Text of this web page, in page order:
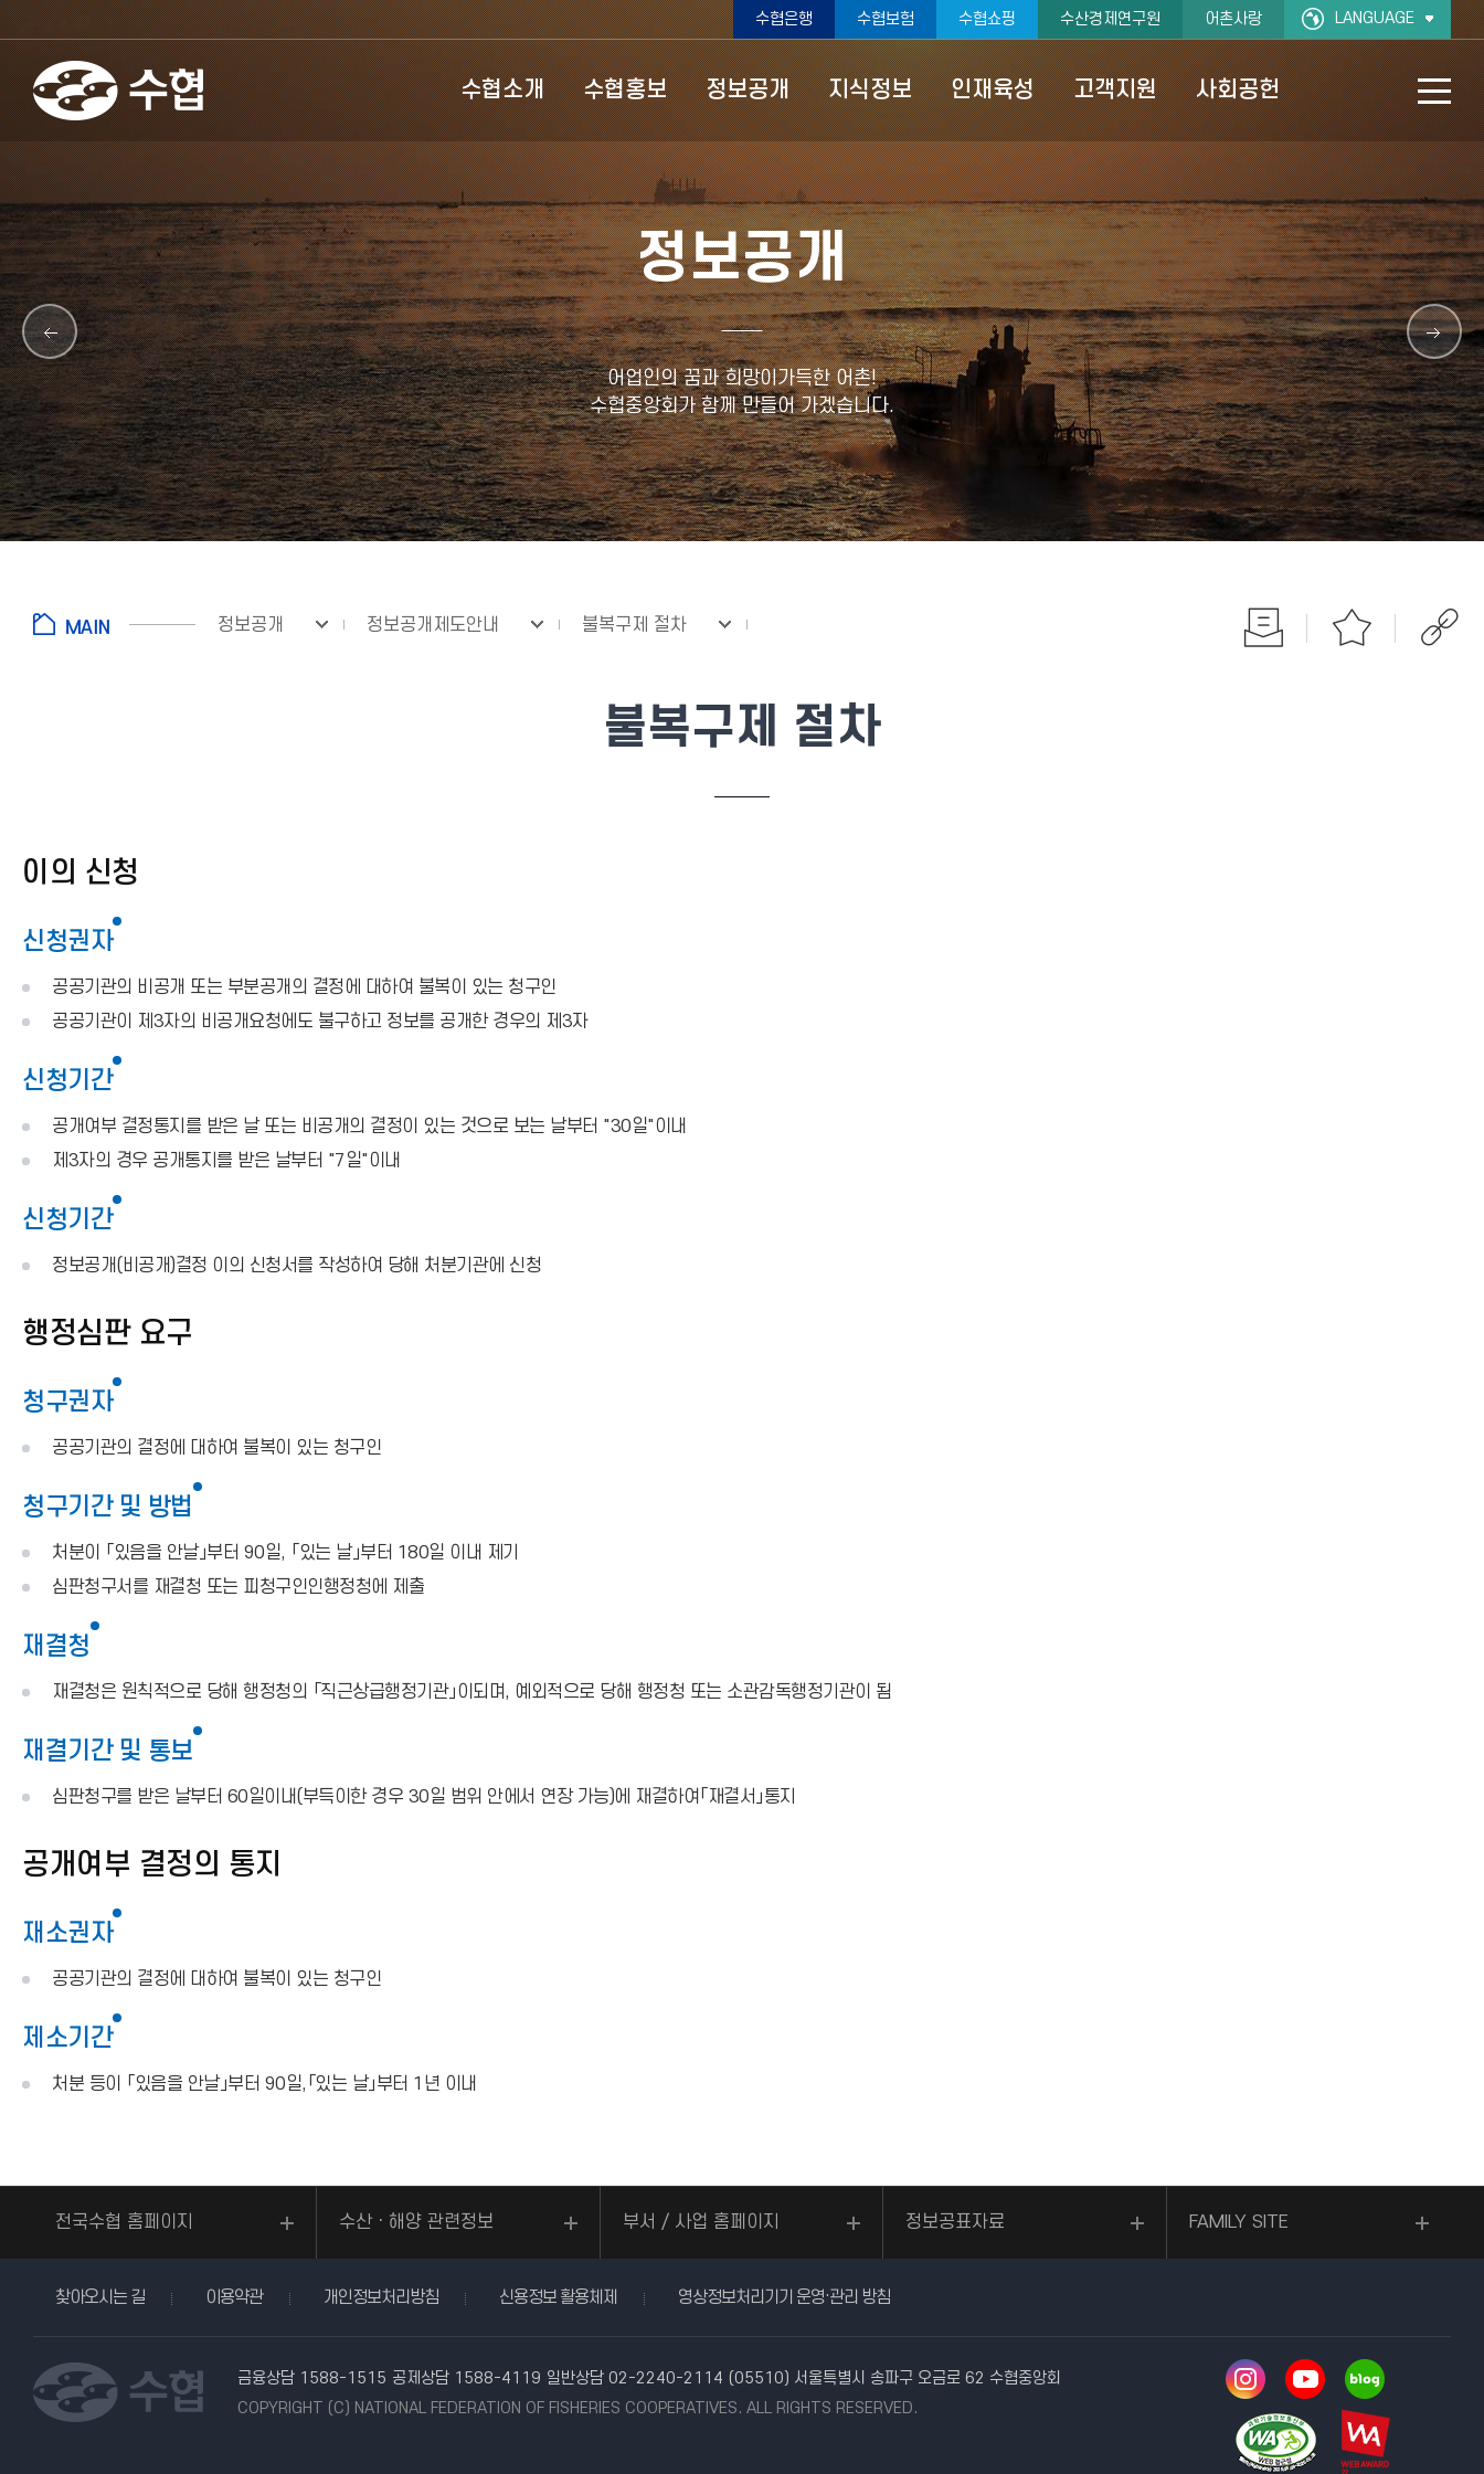
수협은행 수협보험 수협쇼핑 수산경제연구원 어촌사랑 LANGUAGE
fnctId=sitemenu,menuViewType=top
수협소개 수협홍보 정보공개 지식정보 인재육성 고객지원 사회공헌
정보공개
어업인의 꿈과 희망이가득한 어촌!
수협중앙회가 함께 만들어 가겠습니다.
정보공개 정보공개제도안내 불복구제 절차
불복구제 절차
fnctId=sitemenu,menuViewType=tab
이의 신청
신청권자
공공기관의 비공개 또는 부분공개의 결정에 대하여 불복이 있는 청구인
공공기관이 제3자의 비공개요청에도 불구하고 정보를 공개한 경우의 제3자
신청기간
공개여부 결정통지를 받은 날 또는 비공개의 결정이 있는 것으로 보는 날부터 "30일"이내
제3자의 경우 공개통지를 받은 날부터 "7일"이내
신청기간
정보공개(비공개)결정 이의 신청서를 작성하여 당해 처분기관에 신청
행정심판 요구
청구권자
공공기관의 결정에 대하여 불복이 있는 청구인
청구기간 및 방법
처분이 「있음을 안날」부터 90일, 「있는 날」부터 180일 이내 제기
심판청구서를 재결청 또는 피청구인인행정청에 제출
재결청
재결청은 원칙적으로 당해 행정청의 「직근상급행정기관」이되며, 예외적으로 당해 행정청 또는 소관감독행정기관이 됨
재결기간 및 통보
심판청구를 받은 날부터 60일이내(부득이한 경우 30일 범위 안에서 연장 가능)에 재결하여「재결서」통지
공개여부 결정의 통지
재소권자
공공기관의 결정에 대하여 불복이 있는 청구인
제소기간
처분 등이 「있음을 안날」부터 90일,「있는 날」부터 1년 이내
전국수협 홈페이지 수산ㆍ해양 관련정보 부서 / 사업 홈페이지 정보공표자료 FAMILY SITE
찾아오시는 길 이용약관 개인정보처리방침 신용정보 활용체제 영상정보처리기기 운영·관리 방침
금융상담 1588-1515 공제상담 1588-4119 일반상담 02-2240-2114 (05510) 서울특별시 송파구 오금로 62 수협중앙회
COPYRIGHT (C) NATIONAL FEDERATION OF FISHERIES COOPERATIVES. ALL RIGHTS RESERVED.